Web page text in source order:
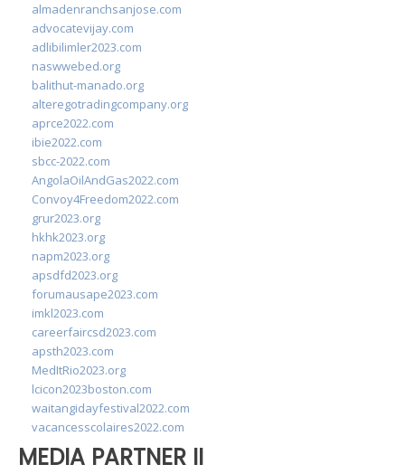
almadenranchsanjose.com
advocatevijay.com
adlibilimler2023.com
naswwebed.org
balithut-manado.org
alteregotradingcompany.org
aprce2022.com
ibie2022.com
sbcc-2022.com
AngolaOilAndGas2022.com
Convoy4Freedom2022.com
grur2023.org
hkhk2023.org
napm2023.org
apsdfd2023.org
forumausape2023.com
imkl2023.com
careerfaircsd2023.com
apsth2023.com
MedItRio2023.org
lcicon2023boston.com
waitangidayfestival2022.com
vacancesscolaires2022.com
MEDIA PARTNER II